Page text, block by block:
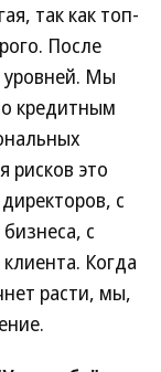
так как топ-
После
уровней. Мы
кредитным
рисков это
с
с
Когда
расти, мы,